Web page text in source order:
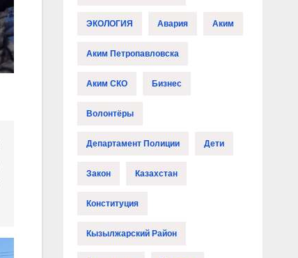
ЭКОЛОГИЯ Авария Аким
Аким Петропавловска
Аким СКО Бизнес
Волонтёры
Департамент Полиции Дети
Закон Казахстан
Конституция
Кызылжарский Район